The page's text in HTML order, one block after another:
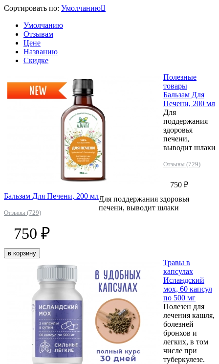
Сортировать по: Умолчанию
Умолчанию
Отзывам
Цене
Названию
Скидке
Бальзам Для Печени, 200 мл
Отзывы (729)
Полезные
товары
Бальзам Для
Печени, 200 мл
Для
поддержания
здоровья
печени,
выводит шлаки
Отзывы (729)
750 ₽
Для поддержания здоровья
печени, выводит шлаки
750 ₽
в корзину
Травы в
капсулах
Исландский
мох, 60 капсул
по 500 мг
Полезен для
лечения кашля,
болезней
бронхов и
легких, в том
числе при
туберкулезе.